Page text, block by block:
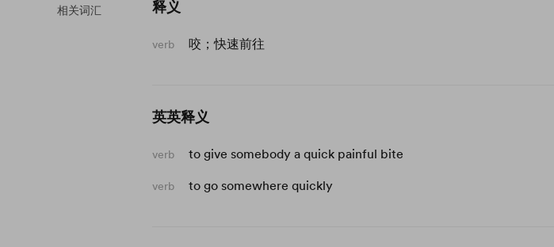
相关词汇
释义
verb 咬；快速前往
英英释义
verb to give somebody a quick painful bite
verb to go somewhere quickly